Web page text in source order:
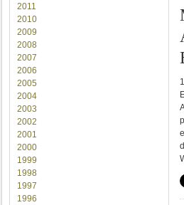
2011
2010
2009
2008
2007
2006
2005
2004
2003
2002
2001
2000
1999
1998
1997
1996